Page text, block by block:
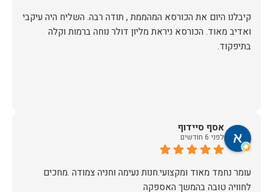
קיבלנו היום את הכורסא המהממת , תודה רבה. השליח היה עיקבי
ואדיב מאוד. הכורסא ניראת מליון דולר נוחה ברמות וקלה
בתיפקוד.
אסף סיידוף
לפני 6 חודשים
עומר נחמד מאוד ומקצועי.חנות נעימה וחניה צמודה .מחכים
לחוויה טובה בהמשך האספקה